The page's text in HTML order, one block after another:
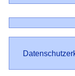
Datenschutz